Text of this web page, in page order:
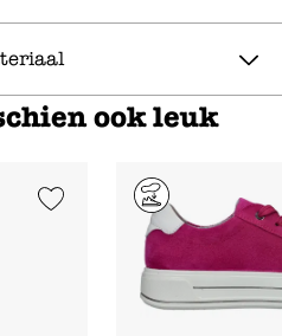
ook leuk
Add to Wishlist